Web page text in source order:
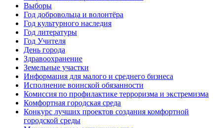
Выборы
Год добровольца и волонтёра
Год культурного наследия
Год литературы
Год Учителя
День города
Здравоохранение
Земельные участки
Информация для малого и среднего бизнеса
Исполнение воинской обязанности
Комиссия по профилактике терроризма и экстремизма
Комфортная городская среда
Конкурс лучших проектов создания комфортной
городской среды